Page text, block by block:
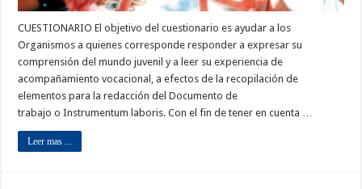
CUESTIONARIO El objetivo del cuestionario es ayudar a los
Organismos a quienes corresponde responder a expresar su
comprensión del mundo juvenil y a leer su experiencia de
acompañamiento vocacional, a efectos de la recopilación de
elementos para la redacción del Documento de
trabajo o Instrumentum laboris. Con el fin de tener en cuenta …
Leer mas ...